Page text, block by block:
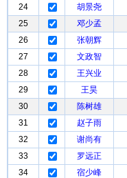
24
胡景尧
25
邓少孟
26
张朝辉
27
文政智
28
王兴业
29
王昊
30
陈树雄
31
赵子雨
32
谢尚有
33
罗远正
34
宿少峰